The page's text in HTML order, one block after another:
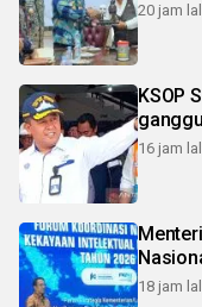
20 jam
KSOP
16 jam
18 jam